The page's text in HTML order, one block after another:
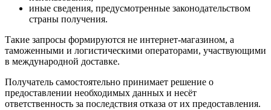
иные сведения, предусмотренные законодательством
страны получения.
Такие запросы формируются не интернет-магазином, а
таможенными и логистическими операторами, участвующими
в международной доставке.
Получатель самостоятельно принимает решение о
предоставлении необходимых данных и несёт
ответственность за последствия отказа от их предоставления.